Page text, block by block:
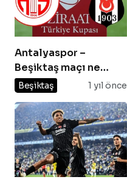
Antalyaspor –
Beşiktaş maçı ne
zaman? Saat kaçta?
Hangi kanalda?
Beşiktaş 1 yıl önce